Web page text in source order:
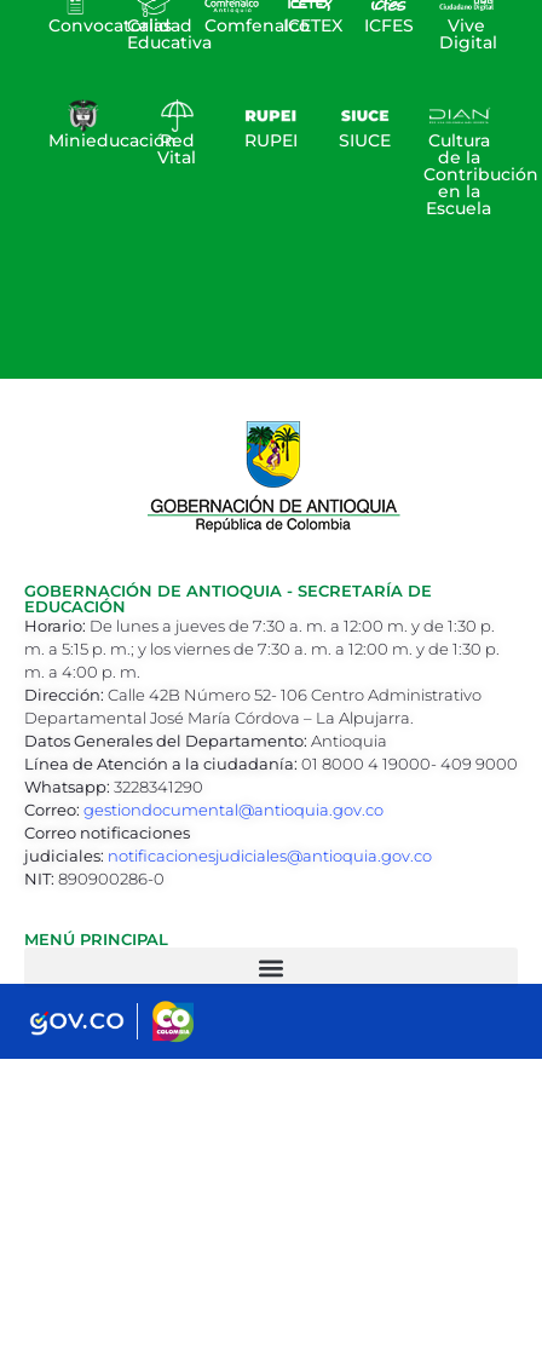
Convocatorias
Calidad
Educativa
ComfenalcoICETEX ICFES Vive
Digital
MinieducaciónRed
Vital
RUPEI SIUCE Cultura
de la
Contribución
en la
Escuela
GOBERNACIÓN DE ANTIOQUIA - SECRETARÍA DE
EDUCACIÓN
Horario: De lunes a jueves de 7:30 a. m. a 12:00 m. y de 1:30 p.
m. a 5:15 p. m.; y los viernes de 7:30 a. m. a 12:00 m. y de 1:30 p.
m. a 4:00 p. m.
Dirección: Calle 42B Número 52- 106 Centro Administrativo
Departamental José María Córdova – La Alpujarra.
Datos Generales del Departamento: Antioquia
Línea de Atención a la ciudadanía: 01 8000 4 19000- 409 9000
Whatsapp: 3228341290
Correo: gestiondocumental@antioquia.gov.co
Correo notificaciones
judiciales: notificacionesjudiciales@antioquia.gov.co
NIT: 890900286-0
MENÚ PRINCIPAL